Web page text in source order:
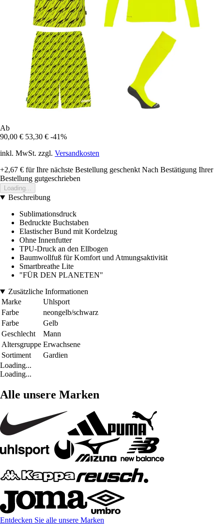
Ab
90,00 € 53,30 € -41%
inkl. MwSt. zzgl. Versandkosten
+2,67 € für Ihre nächste Bestellung geschenkt Nach Bestätigung Ihrer
Bestellung gutgeschrieben
Loading...
Beschreibung
Sublimationsdruck
Bedruckte Buchstaben
Elastischer Bund mit Kordelzug
Ohne Innenfutter
TPU-Druck an den Ellbogen
Baumwollfuß für Komfort und Atmungsaktivität
Smartbreathe Lite
"FÜR DEN PLANETEN"
Zusätzliche Informationen
Marke
Uhlsport
Farbe
neongelb/schwarz
Farbe
Gelb
Geschlecht
Mann
Altersgruppe Erwachsene
Sortiment
Gardien
Loading...
Loading...
Alle unsere Marken
Entdecken Sie alle unsere Marken